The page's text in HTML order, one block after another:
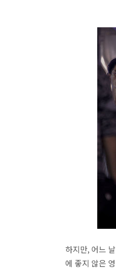
하지만, 어느
에 좋지 않은